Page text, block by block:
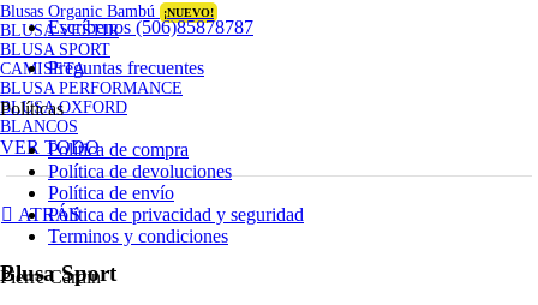
Blusas Organic Bambú ¡NUEVO!
BLUSA VESTIR
BLUSA SPORT
CAMISETA
BLUSA PERFORMANCE
BLUSA OXFORD
BLANCOS
VER TODO
ATRÁS
Blusa Sport
Escríbenos (506)85878787
Preguntas frecuentes
Políticas
Política de compra
Política de devoluciones
Política de envío
Política de privacidad y seguridad
Terminos y condiciones
Pierre Cardin